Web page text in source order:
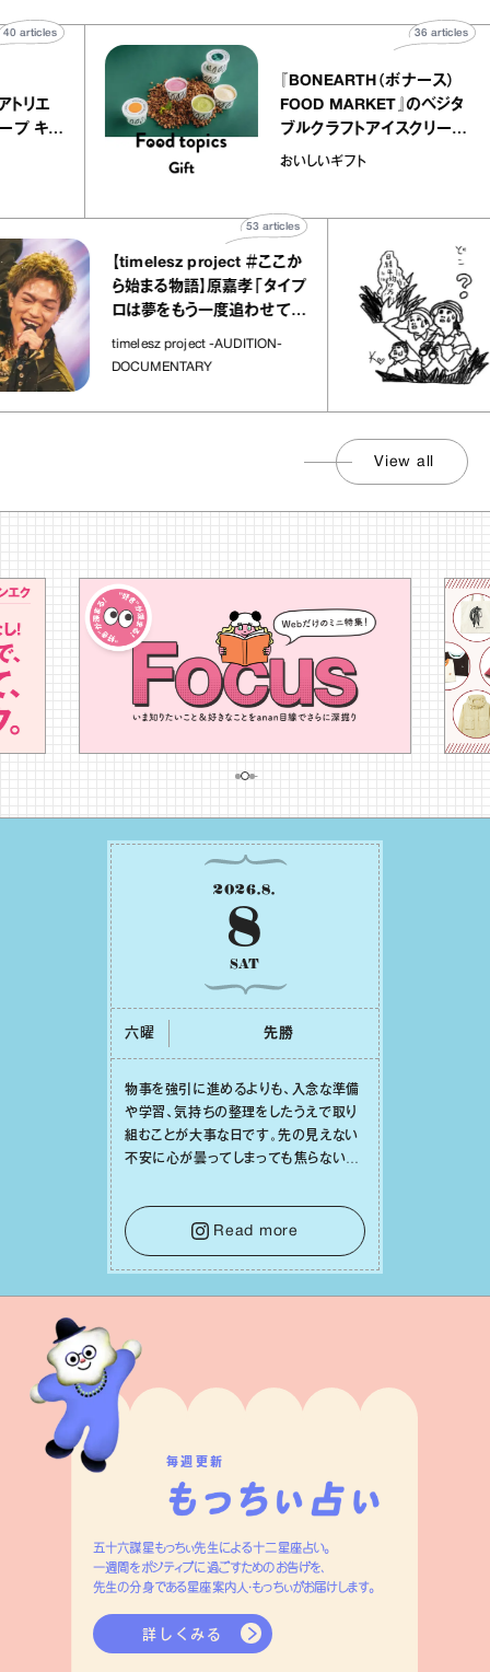
リー アトリエ
ルクレープ キャ
40
『BONEARTH（ボナー
FOOD MARKET』のベ
ブルクラフトアイスク
｜真野知子の「おいし
おいしいギフト
36
【timelesz project ＃ここか
ら始まる物語】原嘉孝「タイプ
ロは夢をもう一度追わせてく
れた場所」
timelesz project -AUDITION-
DOCUMENTARY
articles
「
社
View all
2026.8.
8
SAT
六曜 先勝
物事を強引に進めるよりも、⼊念な準備
や学習、気持ちの整理をしたうえで取り
組むことが⼤事な⽇です。先の⾒えない
不安に⼼が曇ってしまっても焦らない
⾝や疲れていそうな⼈をいたわることに
時間を使いましょう。ここでしっかりとエ
ネルギーを蓄え、困難を乗り越える⼒に
変えましょう。
Read more
毎週更新
五十六謀星もっちぃ先生による十二星座占い。
一週間をポジティブに過ごすためのお告げを、
先生の分身である星座案内人・もっちぃがお届けします。
詳しくみる